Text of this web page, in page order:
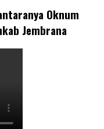
Oknum
Jembrana